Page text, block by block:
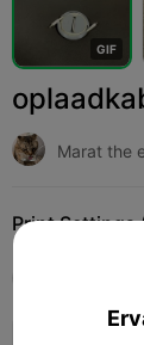
GIF
Marat the
Print Settings